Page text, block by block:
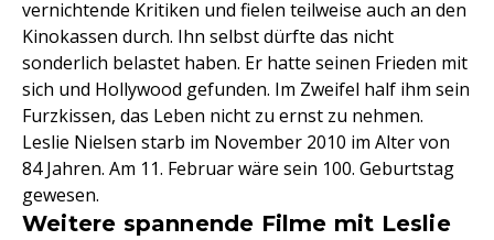
vernichtende Kritiken und fielen teilweise auch an den
Kinokassen durch. Ihn selbst dürfte das nicht
sonderlich belastet haben. Er hatte seinen Frieden mit
sich und Hollywood gefunden. Im Zweifel half ihm sein
Furzkissen, das Leben nicht zu ernst zu nehmen.
Leslie Nielsen starb im November 2010 im Alter von
84 Jahren. Am 11. Februar wäre sein 100. Geburtstag
gewesen.
Weitere spannende Filme mit Leslie